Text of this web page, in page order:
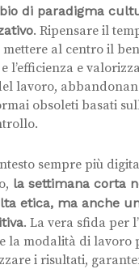
di paradigma
. Ripensare il
al centro il
l’efficienza e
lavoro,
obsoleti basati
sempre più
la settimana corta
etica, ma anche
. La vera sfida per
la modalità di lavoro
i risultati,